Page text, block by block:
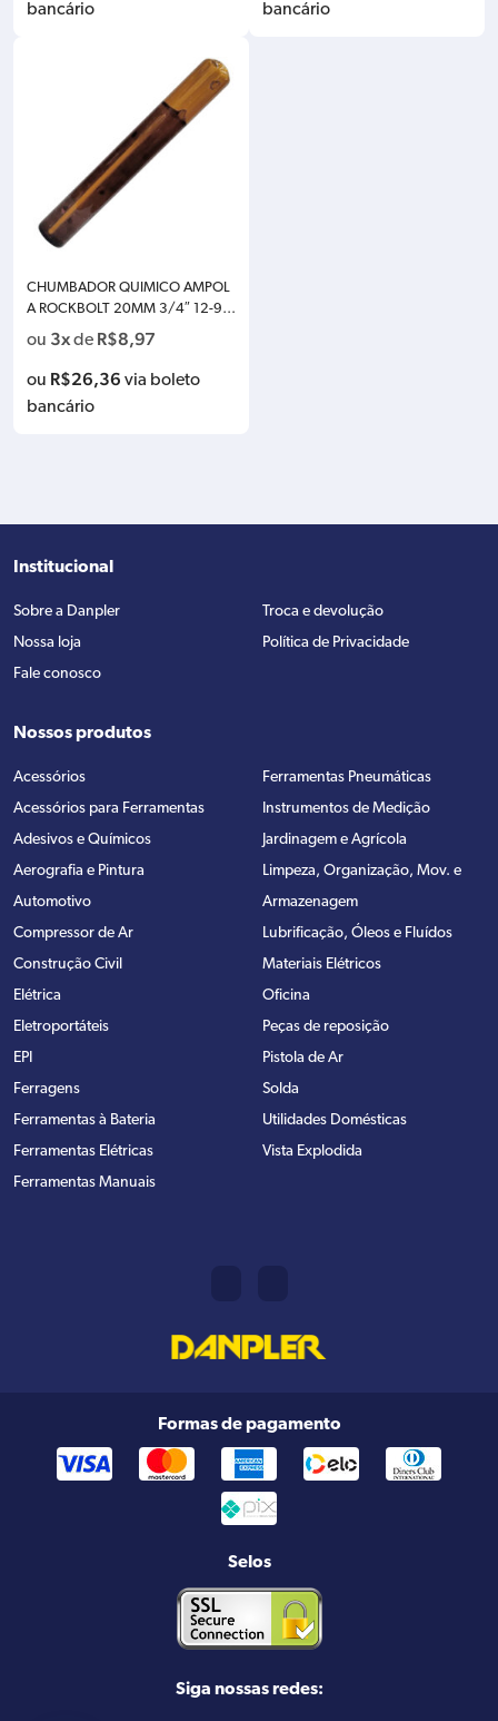
bancário
bancário
CHUMBADOR QUIMICO AMPOL
A ROCKBOLT 20MM 3/4″ 12-95
4-01020
ou 3xde R$8,97
ou R$26,36 via boleto
bancário
Institucional
Sobre a Danpler
Nossa loja
Fale conosco
Troca e devolução
Política de Privacidade
Nossos produtos
Acessórios
Acessórios para Ferramentas
Adesivos e Químicos
Aerografia e Pintura
Automotivo
Compressor de Ar
Construção Civil
Elétrica
Eletroportáteis
EPI
Ferragens
Ferramentas à Bateria
Ferramentas Elétricas
Ferramentas Manuais
Ferramentas Pneumáticas
Instrumentos de Medição
Jardinagem e Agrícola
Limpeza, Organização, Mov. e
Armazenagem
Lubrificação, Óleos e Fluídos
Materiais Elétricos
Oficina
Peças de reposição
Pistola de Ar
Solda
Utilidades Domésticas
Vista Explodida
Formas de pagamento
Selos
Siga nossas redes: